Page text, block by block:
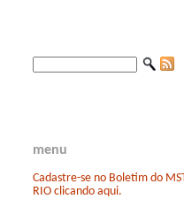
menu
Cadastre-se no Boletim do
RIO clicando aqui.